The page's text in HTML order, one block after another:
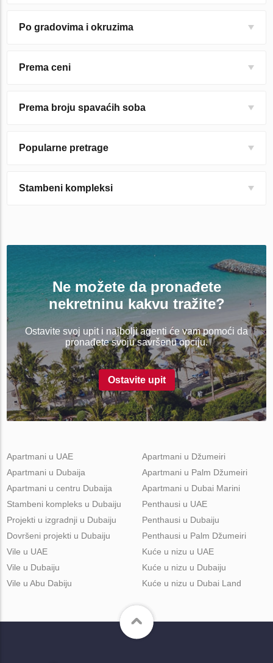
Po gradovima i okruzima
Prema ceni
Prema broju spavaćih soba
Popularne pretrage
Stambeni kompleksi
Ne možete da pronađete
nekretninu kakvu tražite?
Ostavite svoj upit i najbolji agenti će vam pomoći da
pronađete svoju savršenu opciju.
Ostavite upit
Apartmani u UAE
Apartmani u Dubaija
Apartmani u centru Dubaija
Apartmani u Džumeiri
Apartmani u Palm Džumeiri
Apartmani u Dubai Marini
Stambeni kompleks u Dubaiju
Projekti u izgradnji u Dubaiju
Dovršeni projekti u Dubaiju
Penthausi u UAE
Penthausi u Dubaiju
Penthausi u Palm Džumeiri
Vile u UAE
Vile u Dubaiju
Vile u Abu Dabiju
Kuće u nizu u UAE
Kuće u nizu u Dubaiju
Kuće u nizu u Dubai Land